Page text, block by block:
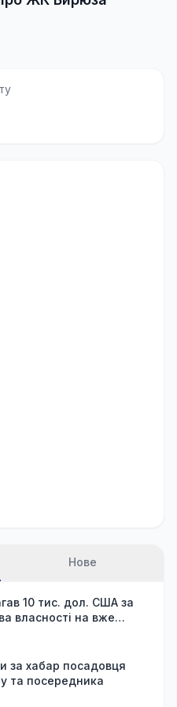
Нове
10 тис. дол. США за
власності на вже
за хабар посадовця
та посередника